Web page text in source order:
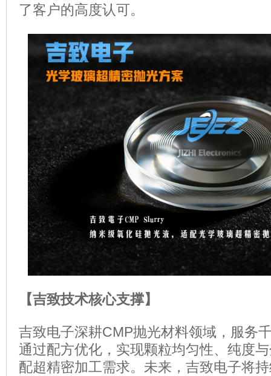
了客户的高度认可。
【吉致技术核心支撑】
吉致电子深耕CMP抛光材料领域，服务
通过配方优化，实现颗粒均匀性、纯度
配超精密加工需求。未来，吉致电子将